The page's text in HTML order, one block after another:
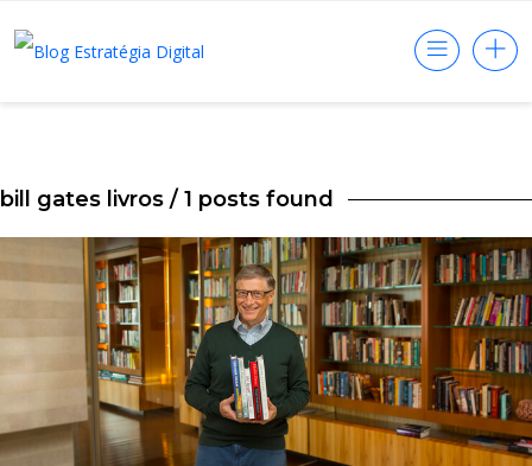
bill gates livros / 1 posts found